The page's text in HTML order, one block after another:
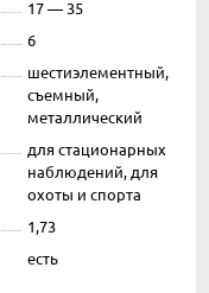
17 — 35
6
шестиэлементный,
съемный,
металлический
для стационарных
наблюдений, для
охоты и спорта
1,73
есть